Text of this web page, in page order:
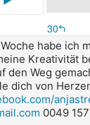
habe ich
Kreativität
den Weg
dich von
0049